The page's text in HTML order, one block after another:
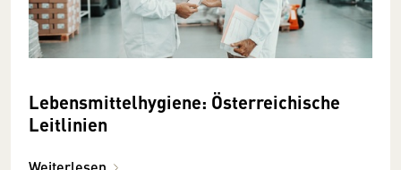
Lebensmittelhygiene: Österreichische
Leitlinien